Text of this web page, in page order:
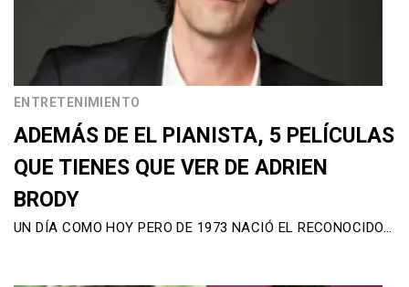
ENTRETENIMIENTO
ADEMÁS DE EL PIANISTA, 5 PELÍCULAS
QUE TIENES QUE VER DE ADRIEN
BRODY
UN DÍA COMO HOY PERO DE 1973 NACIÓ EL RECONOCIDO…